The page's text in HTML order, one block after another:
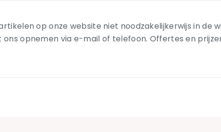
op onze website niet noodzakelijkerwijs in
opnemen via e-mail of telefoon. Offertes en